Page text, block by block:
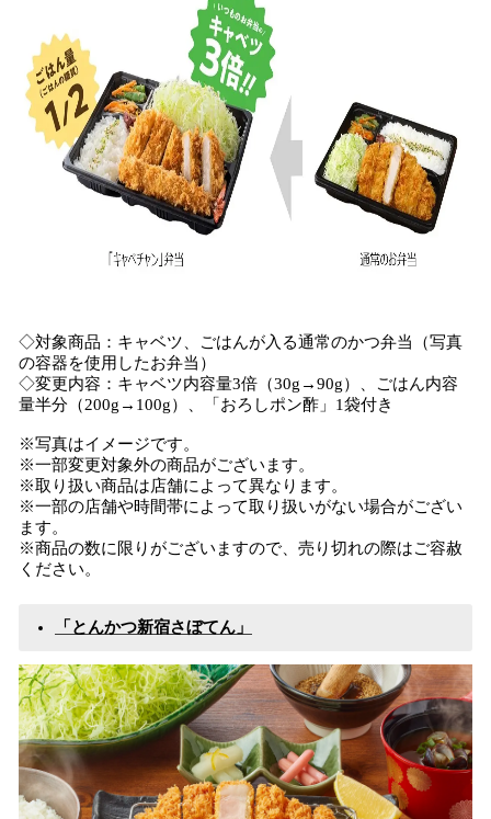
◇対象商品：キャベツ、ごはんが入る通常のかつ弁当（写真
の容器を使用したお弁当）
◇変更内容：キャベツ内容量3倍（30g→90g）、ごはん内容
量半分（200g→100g）、「おろしポン酢」1袋付き
※写真はイメージです。
※一部変更対象外の商品がございます。
※取り扱い商品は店舗によって異なります。
※一部の店舗や時間帯によって取り扱いがない場合がござい
ます。
※商品の数に限りがございますので、売り切れの際はご容赦
ください。
「とんかつ新宿さぼてん」